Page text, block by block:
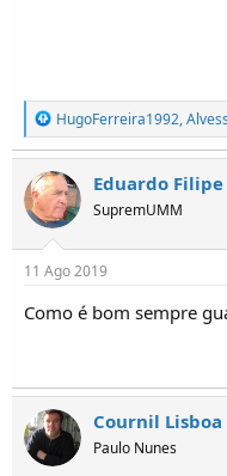
R
e
a
ç
õ
e
s
:
HugoFerreira1992,
Eduardo Filipe
SupremUMM
11 Ago 2019
Como é bom sempre
Cournil Lisboa
Paulo Nunes